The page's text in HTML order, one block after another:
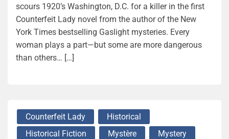
scours 1920’s Washington, D.C. for a killer in the first
Counterfeit Lady novel from the author of the New
York Times bestselling Gaslight mysteries. Every
woman plays a part—but some are more dangerous
than others… […]
Counterfeit Lady
Historical
Historical Fiction
Mystère
Mystery